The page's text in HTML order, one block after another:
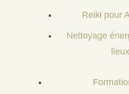
Reiki pour
Nettoyage
lieux